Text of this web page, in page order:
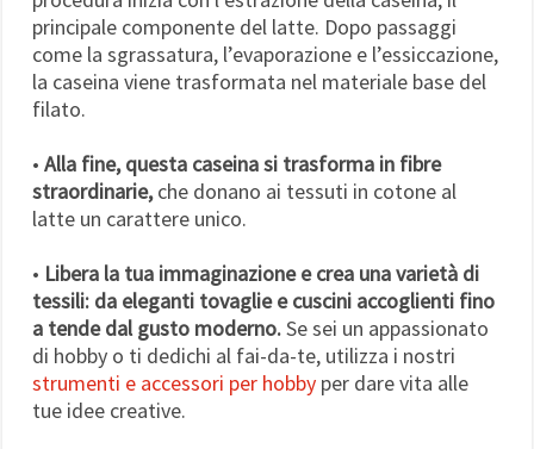
principale componente del latte. Dopo passaggi
come la sgrassatura, l’evaporazione e l’essiccazione,
la caseina viene trasformata nel materiale base del
filato.
• Alla fine, questa caseina si trasforma in fibre
straordinarie,che donano ai tessuti in cotone al
latte un carattere unico.
• Libera la tua immaginazione e crea una varietà di
tessili: da eleganti tovaglie e cuscini accoglienti fino
a tende dal gusto moderno.Se sei un appassionato
di hobby o ti dedichi al fai-da-te, utilizza i nostri
strumenti e accessori per hobby per dare vita alle
tue idee creative.